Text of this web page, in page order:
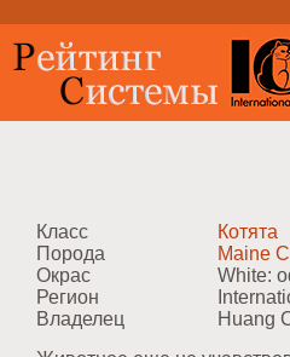
Класс
Котята
Порода
Maine
Окрас
White:
Регион
Владелец
Huang